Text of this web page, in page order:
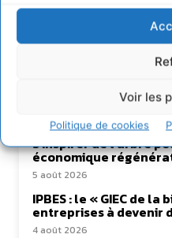
Voir les
Politique de cookies
Lire aussi
S’inspirer de l’arbre
économique
5 août 2026
IPBES : le « GIEC de
entreprises à devenir
4 août 2026